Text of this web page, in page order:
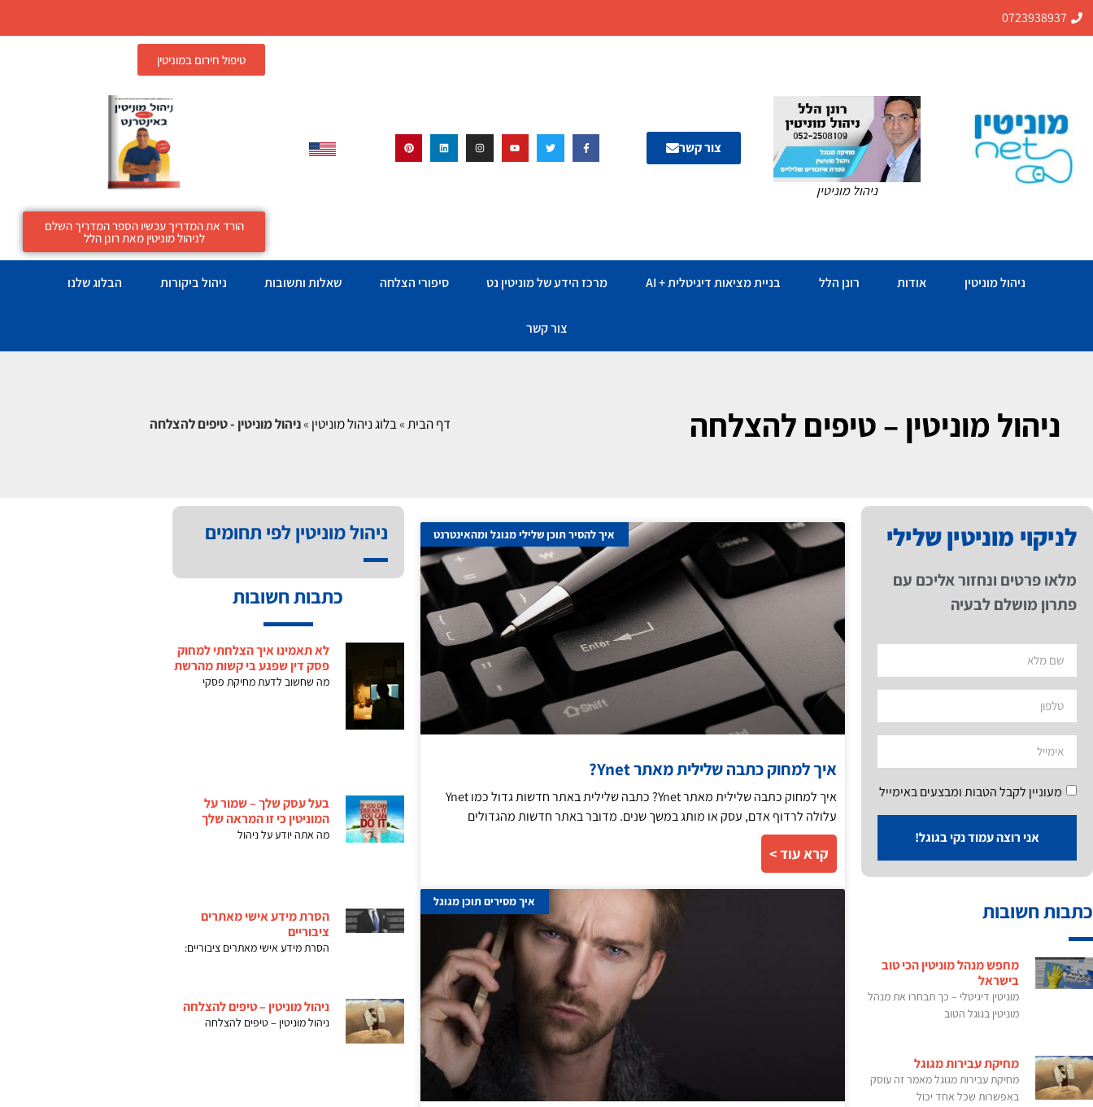
0723938937
ניהול מוניטין
צור קשר
טיפול חירום במוניטין
הורד את המדריך עכשיו הספר המדריך השלם
לניהול מוניטין מאת רונן הלל
ניהול מוניטין אודות רונן הלל בניית מציאות דיגיטלית + AI מרכז הידע של מוניטין נט סיפורי הצלחה שאלות ותשובות ניהול ביקורות הבלוג שלנו
צור קשר
ניהול מוניטין – טיפים להצלחה דף הבית»בלוג ניהול מוניטין »ניהול מוניטין - טיפים להצלחה
לניקוי מוניטין שלילי
מלאו פרטים ונחזור אליכם עם
פתרון מושלם לבעיה
מעוניין לקבל הטבות ומבצעים באימייל
אני רוצה עמוד נקי בגוגל!
כתבות חשובות
מחפש מנהל מוניטין הכי טוב
בישראל
מוניטין דיגיטלי – כך תבחרו את מנהל
מוניטין בגוגל הטוב
מחיקת עבירות מגוגל
מחיקת עבירות מגוגל מאמר זה עוסק
באפשרות שכל אחד יכול
איך להסיר תוכן שלילי מגוגל ומהאינטרנט
איך למחוק כתבה שלילית מאתר Ynet?
איך למחוק כתבה שלילית מאתר Ynet? כתבה שלילית באתר חדשות גדול כמו Ynet
עלולה לרדוף אדם, עסק או מותג במשך שנים. מדובר באתר חדשות מהגדולים
קרא עוד >
איך מסירים תוכן מגוגל
ניהול מוניטין לפי תחומים
כתבות חשובות
לא תאמינו איך הצלחתי למחוק
פסק דין שפגע בי קשות מהרשת
מה שחשוב לדעת מחיקת פסקי
בעל עסק שלך – שמור על
המוניטין כי זו המראה שלך
מה אתה יודע על ניהול
הסרת מידע אישי מאתרים
ציבוריים
הסרת מידע אישי מאתרים ציבוריים:
ניהול מוניטין – טיפים להצלחה
ניהול מוניטין – טיפים להצלחה